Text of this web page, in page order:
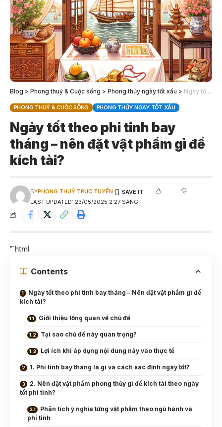
Blog > Phong thuỷ & Cuộc sống > Phong thủy ngày tốt xấu > Ngày tốt theo phi tinh bay tháng – nên đặt vật phẩm gì để kích tài?
PHONG THUỶ & CUỘC SỐNG PHONG THỦY NGÀY TỐT XẤU
Ngày tốt theo phi tinh bay
tháng – nên đặt vật phẩm gì để
kích tài?
LAST UPDATED: 23/05/2025 2:27 SÁNG
BYPHONG THUỶ TRỰC TUYẾN
“`html
Contents
Ngày tốt theo phi tinh bay tháng – Nên đặt vật phẩm gì để
kích tài?
Giới thiệu tổng quan về chủ đề
Tại sao chủ đề này quan trọng?
Lợi ích khi áp dụng nội dung này vào thực tế
1. Phi tinh bay tháng là gì và cách xác định ngày tốt?
2. Nên đặt vật phẩm phong thủy gì để kích tài theo ngày
tốt phi tinh?
Phân tích ý nghĩa từng vật phẩm theo ngũ hành và
phi tinh